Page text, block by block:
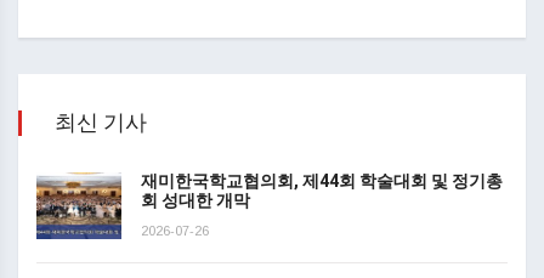
최신 기사
재미한국학교협의회, 제44회 학술대회 및 정기총
회 성대한 개막
2026-07-26